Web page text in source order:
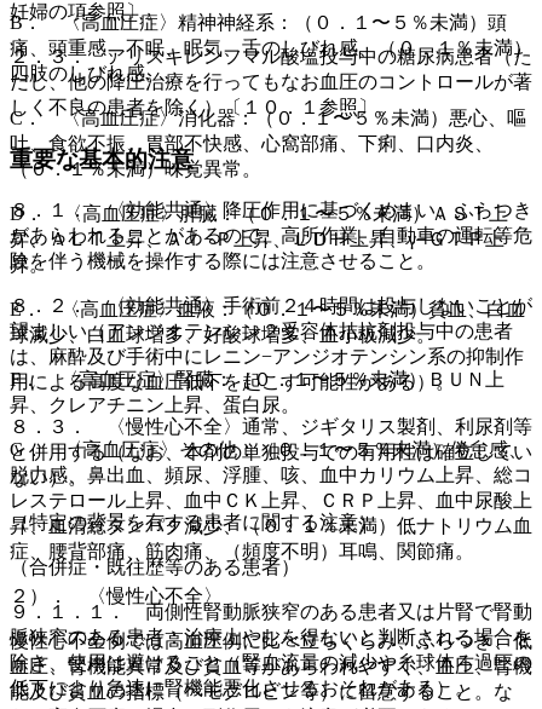
妊婦の項参照〕。
２．３． アリスキレンフマル酸塩投与中の糖尿病患者（た
だし、他の降圧治療を行ってもなお血圧のコントロールが著
しく不良の患者を除く）〔１０．１参照〕。
重要な基本的注意
８．１． 〈効能共通〉降圧作用に基づくめまい、ふらつき
があらわれることがあるので、高所作業、自動車の運転等危
険を伴う機械を操作する際には注意させること。
８．２． 〈効能共通〉手術前２４時間は投与しないことが
望ましい（アンジオテンシン２受容体拮抗剤投与中の患者
は、麻酔及び手術中にレニン−アンジオテンシン系の抑制作
用による高度な血圧低下を起こす可能性がある）。
８．３． 〈慢性心不全〉通常、ジギタリス製剤、利尿剤等
と併用する（なお、本剤の単独投与での有用性は確立してい
ない）。
（特定の背景を有する患者に関する注意）
（合併症・既往歴等のある患者）
９．１．１． 両側性腎動脈狭窄のある患者又は片腎で腎動
脈狭窄のある患者：治療上やむを得ないと判断される場合を
除き、使用は避けること（腎血流量の減少や糸球体ろ過圧の
低下により急速に腎機能悪化させるおそれがある）。
B． 〈高血圧症〉精神神経系：（０．１〜５％未満）頭
痛、頭重感、不眠、眠気、舌のしびれ感、（０．１％未満）
四肢のしびれ感。
C． 〈高血圧症〉消化器：（０．１〜５％未満）悪心、嘔
吐、食欲不振、胃部不快感、心窩部痛、下痢、口内炎、
（０．１％未満）味覚異常。
D． 〈高血圧症〉肝臓：（０．１〜５％未満）ＡＳＴ上
昇、ＡＬＴ上昇、Ａｌ−Ｐ上昇、ＬＤＨ上昇、γ−ＧＴＰ上
昇。
E． 〈高血圧症〉血液：（０．１〜５％未満）貧血、白血
球減少、白血球増多、好酸球増多、血小板減少。
F． 〈高血圧症〉腎臓：（０．１〜５％未満）ＢＵＮ上
昇、クレアチニン上昇、蛋白尿。
G． 〈高血圧症〉その他：（０．１〜５％未満）倦怠感、
脱力感、鼻出血、頻尿、浮腫、咳、血中カリウム上昇、総コ
レステロール上昇、血中ＣＫ上昇、ＣＲＰ上昇、血中尿酸上
昇、血清総タンパク減少、（０．１％未満）低ナトリウム血
症、腰背部痛、筋肉痛、（頻度不明）耳鳴、関節痛。
２）． 〈慢性心不全〉
慢性心不全例では高血圧例に比べ立ちくらみ、ふらつき、低
血圧、腎機能異常及び貧血等があらわれやすく、血圧、腎機
能及び貧血の指標（ヘモグロビン等）に留意すること。な